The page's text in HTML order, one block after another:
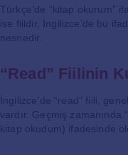
Türkçe’de “kitap okurum”
ise fiildir. İngilizce’de bu
nesnedir.
“Read” Fiilinin
İngilizce’de “read” fiili,
vardır. Geçmiş zamanında
kitap okudum) ifadesinde